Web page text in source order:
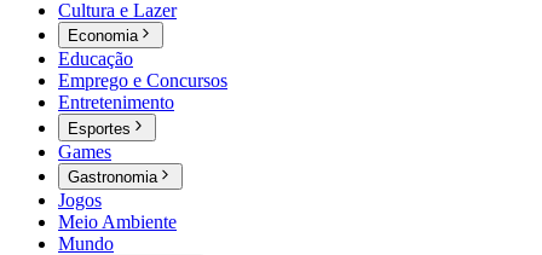
Cultura e Lazer
Economia
Educação
Emprego e Concursos
Entretenimento
Esportes
Games
Gastronomia
Jogos
Meio Ambiente
Mundo